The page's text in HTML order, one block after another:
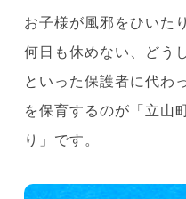
お子様が風邪をひいた
何日も休めない、どう
といった保護者に代わ
を保育するのが「立山
り」です。